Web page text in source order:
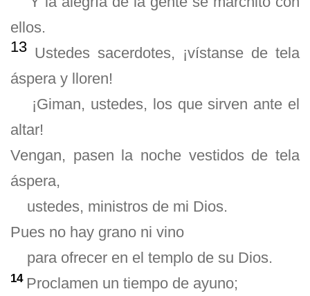
ellos.
13 Ustedes sacerdotes, ¡vístanse de tela
áspera y lloren!
¡Giman, ustedes, los que sirven ante el
altar!
Vengan, pasen la noche vestidos de tela
áspera,
ustedes, ministros de mi Dios.
Pues no hay grano ni vino
para ofrecer en el templo de su Dios.
14 Proclamen un tiempo de ayuno;